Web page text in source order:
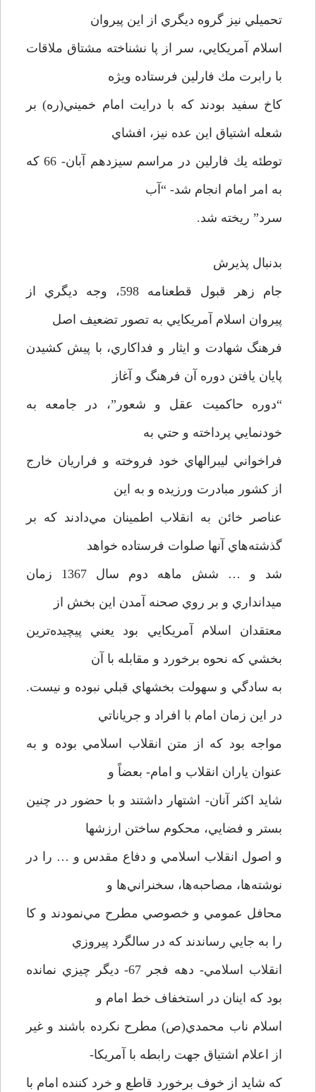
تحميلي نيز گروه ديگري از اين پيروان
اسلام آمريكايي، سر از پا نشناخته مشتاق ملاقات
با رابرت مك فارلين فرستاده ويژه
كاخ سفيد بودند كه با درايت امام خميني(ره) بر
شعله اشتياق اين عده نيز، افشاي
توطئه يك فارلين در مراسم سيزدهم آبان- 66 كه
به امر امام انجام شد- “آب
سرد” ريخته شد.
بدنبال پذيرش
جام زهر قبول قطعنامه 598، وجه ديگري از
پيروان اسلام آمريكايي به تصور تضعيف اصل
فرهنگ شهادت و ايثار و فداكاري، با پيش كشيدن
پايان يافتن دوره آن فرهنگ و آغاز
“دوره حاكميت عقل و شعور”، در جامعه به
خودنمايي پرداخته و حتي به
فراخواني ليبرالهاي خود فروخته و فراريان خارج
از كشور مبادرت ورزيده و به اين
عناصر خائن به انقلاب اطمينان مي‌دادند كه بر
گذشته‌هاي آنها صلوات فرستاده خواهد
شد و … شش ماهه دوم سال 1367 زمان
ميدانداري و بر روي صحنه آمدن اين بخش از
معتقدان اسلام آمريكايي بود يعني پيچيده‌ترين
بخشي كه نحوه برخورد و مقابله با آن
به سادگي و سهولت بخشهاي قبلي نبوده و نيست.
در اين زمان امام با افراد و جرياناتي
مواجه بود كه از متن انقلاب اسلامي بوده و به
عنوان ياران انقلاب و امام- بعضاً و
شايد اكثر آنان- اشتهار داشتند و با حضور در چنين
بستر و فضايي، محكوم ساختن ارزشها
و اصول انقلاب اسلامي و دفاع مقدس و … را در
نوشته‌ها، مصاحبه‌ها، سخنراني‌ها و
محافل عمومي و خصوصي مطرح مي‌نمودند و كا
را به جايي رساندند كه در سالگرد پيروزي
انقلاب اسلامي- دهه فجر 67- ديگر چيزي نمانده
بود كه اينان در استخفاف خط امام و
اسلام ناب محمدي(ص) مطرح نكرده باشند و غير
از اعلام اشتياق جهت رابطه با آمريكا-
كه شايد از خوف برخورد قاطع و خرد كننده امام با